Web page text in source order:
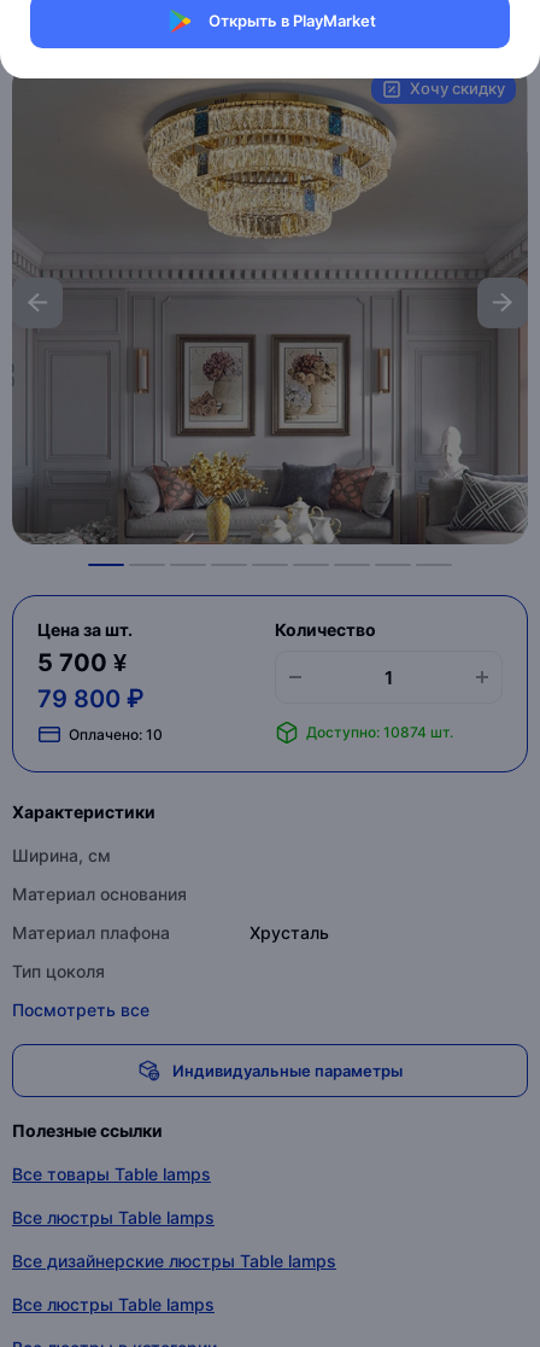
Открыть в PlayMarket
MAI__HE_MAI__CEYHAN
Хочу скидку
Цена за шт.
5 700 ¥
79 800 ₽
Оплачено: 10
Количество
Доступно: 10874 шт.
Характеристики
Ширина, см
Материал основания
Материал плафона
Хрусталь
Тип цоколя
Посмотреть все
Индивидуальные параметры
Полезные ссылки
Все товары Table lamps
Все люстры Table lamps
Все дизайнерские люстры Table lamps
Все люстры Table lamps